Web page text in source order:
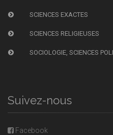
SCIENCES EXACTES
SCIENCES RELIGIEUSES
SOCIOLOGIE, SCIENCES
Suivez-nous
Facebook